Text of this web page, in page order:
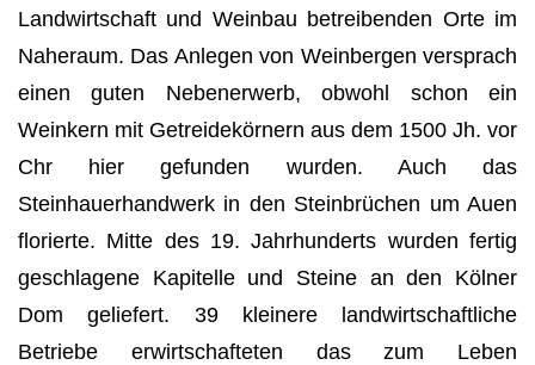
Landwirtschaft und Weinbau betreibenden Orte im
Naheraum. Das Anlegen von Weinbergen versprach
einen guten Nebenerwerb, obwohl schon ein
Weinkern mit Getreidekörnern aus dem 1500 Jh. vor
Chr hier gefunden wurden. Auch das
Steinhauerhandwerk in den Steinbrüchen um Auen
florierte. Mitte des 19. Jahrhunderts wurden fertig
geschlagene Kapitelle und Steine an den Kölner
Dom geliefert. 39 kleinere landwirtschaftliche
Betriebe erwirtschafteten das zum Leben